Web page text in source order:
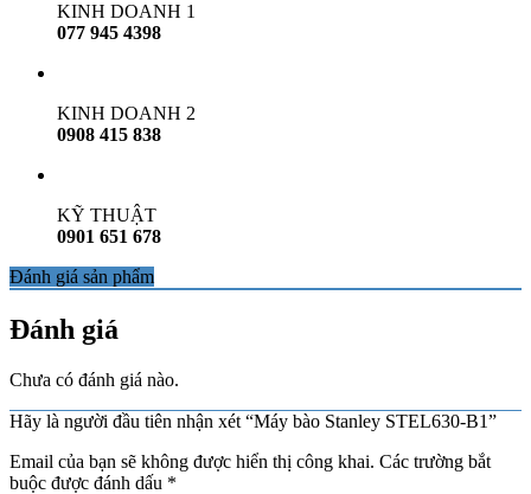
KINH DOANH 1
077 945 4398
KINH DOANH 2
0908 415 838
KỸ THUẬT
0901 651 678
Đánh giá sản phẩm
Đánh giá
Chưa có đánh giá nào.
Hãy là người đầu tiên nhận xét “Máy bào Stanley STEL630-B1”
Email của bạn sẽ không được hiển thị công khai. Các trường bắt
buộc được đánh dấu *